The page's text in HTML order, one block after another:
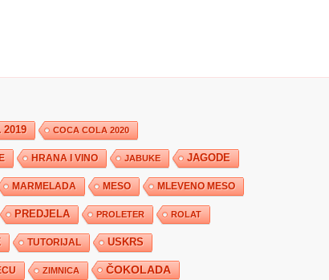
2019 COCA COLA 2020
HRANA I VINO JABUKE JAGODE
MARMELADA MESO MLEVENO MESO
PREDJELA PROLETER ROLAT
TUTORIJAL USKRS
ZIMNICA ČOKOLADA